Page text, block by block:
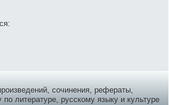
сочинения, рефераты,
по литературе, русскому языку и культуре